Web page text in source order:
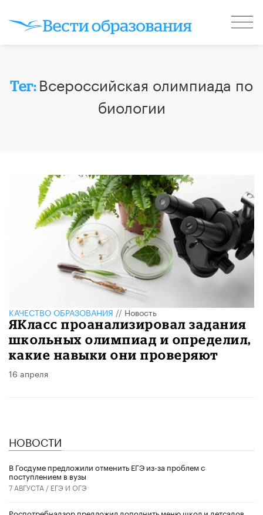
Тег: Всероссийская олимпиада по
биологии
КАЧЕСТВО ОБРАЗОВАНИЯ // Новость
​ЯКласс проанализировал задания
школьных олимпиад и определил,
какие навыки они проверяют
16 апреля
НОВОСТИ
В Госдуме предложили отменить ЕГЭ из-за проблем с
поступлением в вузы
7 АВГУСТА / ЕГЭ И ОГЭ
Роспотребнадзор предложил дополнить меню школ и детсадов